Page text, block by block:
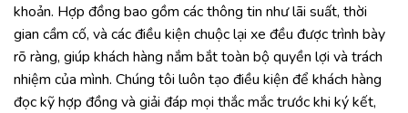
khoản. Hợp đồng bao gồm các thông tin như lãi suất, thời
gian cầm cố, và các điều kiện chuộc lại xe đều được trình bày
rõ ràng, giúp khách hàng nắm bắt toàn bộ quyền lợi và trách
nhiệm của mình. Chúng tôi luôn tạo điều kiện để khách hàng
đọc kỹ hợp đồng và giải đáp mọi thắc mắc trước khi ký kết,